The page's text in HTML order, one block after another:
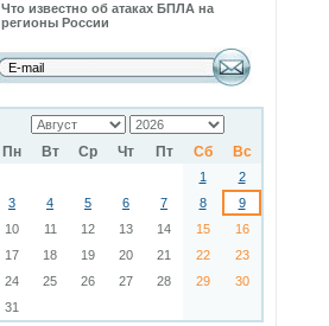
Что известно об атаках БПЛА на
регионы России
Пн Вт Ср Чт Пт Сб Вс
1
2
3
4 5 6 7 8
9
10
11 12 13 14 15
16
17
18 19 20 21 22
23
24
25 26 27 28 29
30
31